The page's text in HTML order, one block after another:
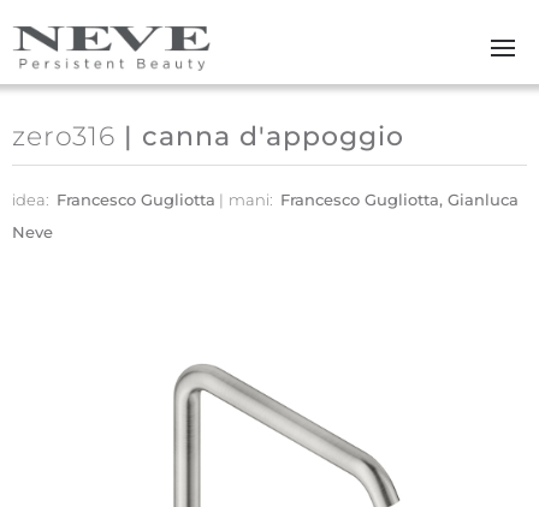
Skip to main content
zero316 | canna d'appoggio
idea: Francesco Gugliotta mani: Francesco Gugliotta, Gianluca
Neve